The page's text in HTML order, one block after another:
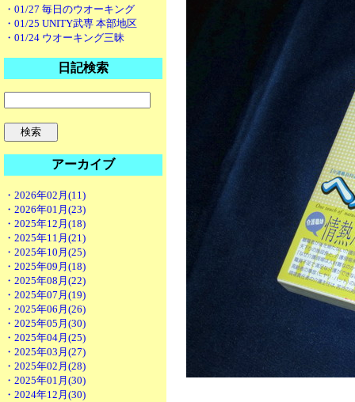
・01/27 毎日のウオーキング
・01/25 UNITY武専 本部地区
・01/24 ウオーキング三昧
日記検索
アーカイブ
・2026年02月(11)
・2026年01月(23)
・2025年12月(18)
・2025年11月(21)
・2025年10月(25)
・2025年09月(18)
・2025年08月(22)
・2025年07月(19)
・2025年06月(26)
・2025年05月(30)
・2025年04月(25)
・2025年03月(27)
・2025年02月(28)
・2025年01月(30)
・2024年12月(30)